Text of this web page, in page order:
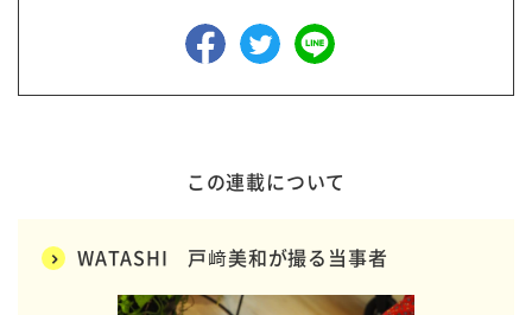
この連載について
WATASHI 戸﨑美和が撮る当事者